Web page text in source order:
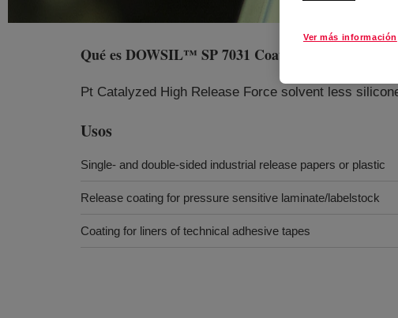
Qué esDOWSIL™ SP 7031 Coating
Pt Catalyzed High Release Force solvent less
Usos
Single- and double-sided industrial release papers or plastic
Release coating for pressure sensitive laminate/labelstock
Coating for liners of technical adhesive tapes
Ver más información